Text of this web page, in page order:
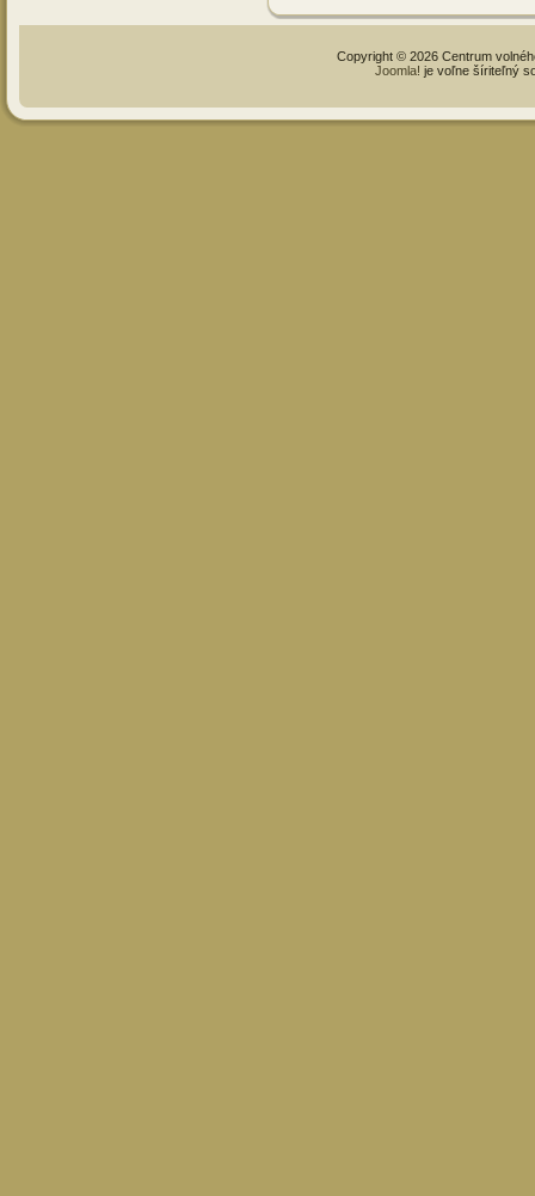
Copyright © 2026 Centrum
Joomla! je voľne šíriteľný